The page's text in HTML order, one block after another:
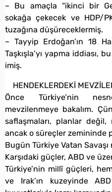
– Bu amaçla “ikinci bir
sokağa çekecek ve HDP/
tuzağına düşüreceklermiş.
– Tayyip Erdoğan’ın 18
Taşkışla’yı yapma iddiası,
imiş.
HENDEKLERDEKİ
Önce Türkiye’nin
mevzilenmeye bakalım.
saflaşmaları, planlar
ancak o süreçler zemininde
Bugün Türkiye Vatan
Karşıdaki güçler, ABD ve
Türkiye’nin millî güçleri,
ve Irak’ın kuzeyinde